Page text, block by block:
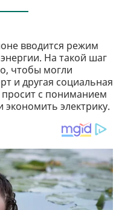
вводится режим
На такой шаг
чтобы могли
и другая социальная
просит с пониманием
электрику.